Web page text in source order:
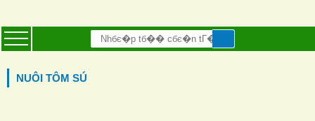
NUÔI TÔM SÚ